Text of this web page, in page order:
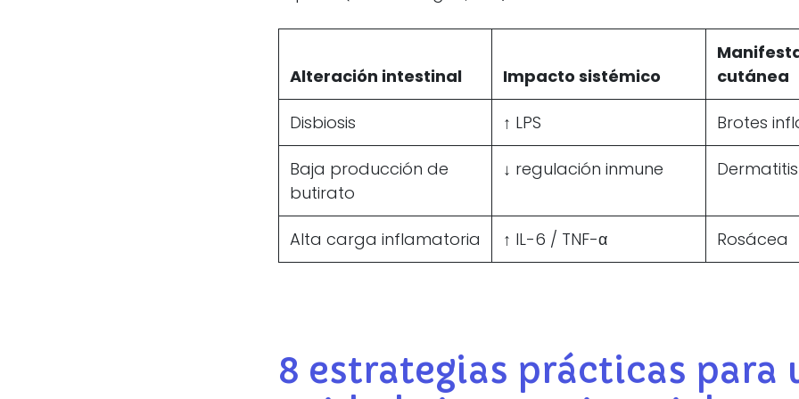
Alteración intestinal Impacto sistémico
cutánea
Disbiosis ↑ LPS Brotes
Baja producción de
butirato
↓ regulación inmune Dermatitis
Alta carga inflamatoria ↑ IL-6 / TNF-α Rosácea
8 estrategias prácticas para